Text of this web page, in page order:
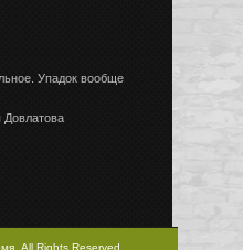
Упадок вообще
Довлатова
All Rights Reserved.